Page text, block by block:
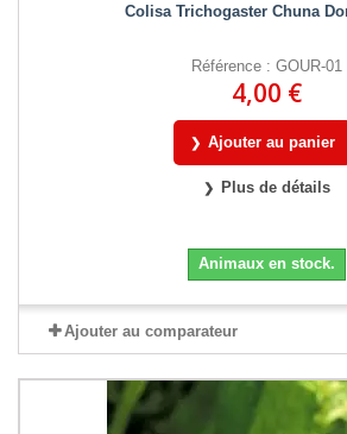
Colisa Trichogaster Chuna
Référence : GOUR-01
4,00 €
Ajouter au panier
Plus de détails
Animaux en stock.
Ajouter au comparateur